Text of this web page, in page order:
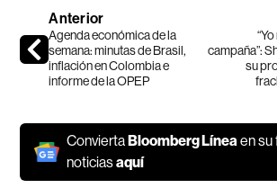
Anterior
Agenda económica de la
semana: minutas de Brasil,
inflación en Colombia e
informe de la OPEP
campaña”:
su
ConviertaBloomberg Líneaen su
noticiasaquí